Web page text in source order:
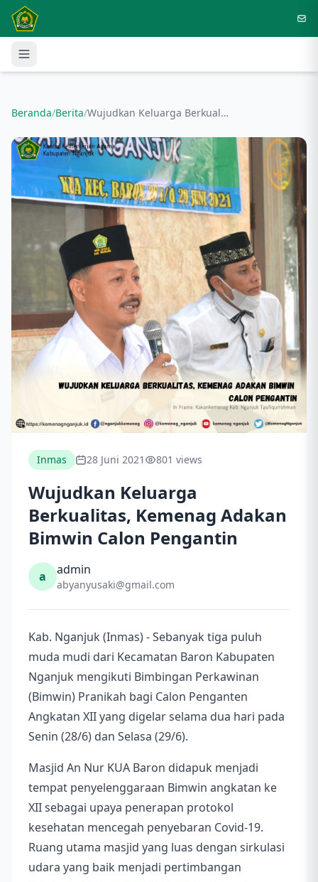
Langsung ke konten utama
Beranda/Berita/ Wujudkan Keluarga Berkualitas, Kemenag Adakan Bimwin Calon Pengantin
Inmas 28 Juni 2021 801 views
Wujudkan Keluarga
Berkualitas, Kemenag Adakan
Bimwin Calon Pengantin
a admin
abyanyusaki@gmail.com
Kab. Nganjuk (Inmas) - Sebanyak tiga puluh
muda mudi dari Kecamatan Baron Kabupaten
Nganjuk mengikuti Bimbingan Perkawinan
(Bimwin) Pranikah bagi Calon Penganten
Angkatan XII yang digelar selama dua hari pada
Senin (28/6) dan Selasa (29/6).
Masjid An Nur KUA Baron didapuk menjadi
tempat penyelenggaraan Bimwin angkatan ke
XII sebagai upaya penerapan protokol
kesehatan mencegah penyebaran Covid-19.
Ruang utama masjid yang luas dengan sirkulasi
udara yang baik menjadi pertimbangan